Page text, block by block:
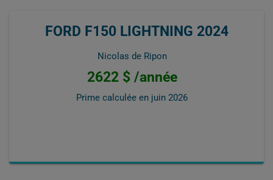
FORD F150 LIGHTNING 2024
Nicolas de Ripon
2622 $ /année
Prime calculée en juin 2026